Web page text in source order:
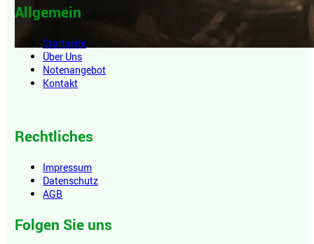
Allgemein
Startseite
Über Uns
Notenangebot
Kontakt
Rechtliches
Impressum
Datenschutz
AGB
Folgen Sie uns